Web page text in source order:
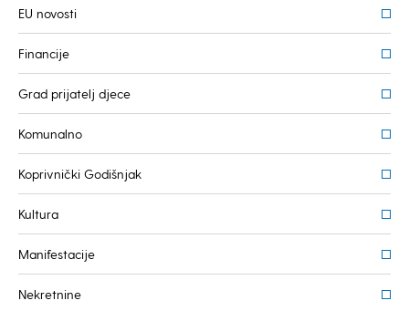
EU novosti
Financije
Grad prijatelj djece
Komunalno
Koprivnički Godišnjak
Kultura
Manifestacije
Nekretnine